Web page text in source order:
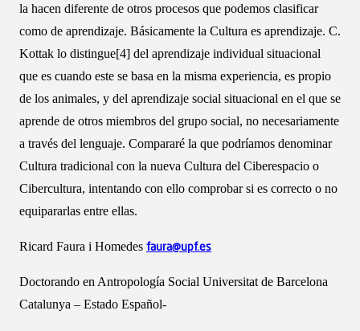
la hacen diferente de otros procesos que podemos clasificar
como de aprendizaje. Básicamente la Cultura es aprendizaje. C.
Kottak lo distingue[4] del aprendizaje individual situacional
que es cuando este se basa en la misma experiencia, es propio
de los animales, y del aprendizaje social situacional en el que se
aprende de otros miembros del grupo social, no necesariamente
a través del lenguaje. Compararé la que podríamos denominar
Cultura tradicional con la nueva Cultura del Ciberespacio o
Cibercultura, intentando con ello comprobar si es correcto o no
equipararlas entre ellas.
Ricard Faura i Homedes faura@upf.es
Doctorando en Antropología Social Universitat de Barcelona
Catalunya – Estado Español-